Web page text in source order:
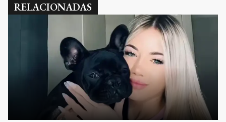
RELACIONADAS